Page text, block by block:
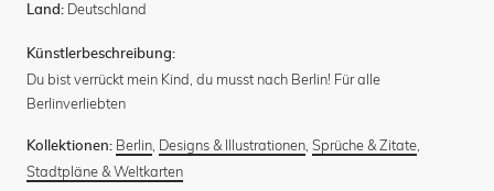
Land: Deutschland
Künstlerbeschreibung:
Du bist verrückt mein Kind, du musst nach Berlin! Für alle
Berlinverliebten
Kollektionen: Berlin Designs & Illustrationen Sprüche & Zitate
Stadtpläne & Weltkarten